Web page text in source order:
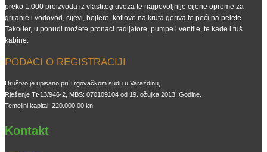
preko 1.000 proizvoda iz vlastitog uvoza te najpovoljnije cijene opreme za
grijanje i vodovod, cijevi, bojlere, kotlove na kruta goriva te peći na pelete.
Također, u ponudi možete pronaći radijatore, pumpe i ventile, te kade i tuš
kabine.
PODACI O REGISTRACIJI
Društvo je upisano pri Trgovačkom sudu u Varaždinu,
Rješenje Tt-13/946-2, MBS: 070109104 od 19. ožujka 2013. Godine.
Temeljni kapital: 220.000,00 kn
Kontakt